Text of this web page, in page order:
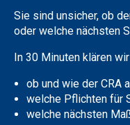
Sie sind unsicher, ob
oder welche nächsten
In 30 Minuten klären
ob und wie der CRA
welche Pflichten für
welche nächsten